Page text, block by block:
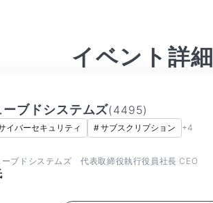
イベント詳細
ブドシステムズ(4495)
イバーセキュリティ #サブスクリプション +4
ーブドシステムズ 代表取締役執行役員社長 CEO